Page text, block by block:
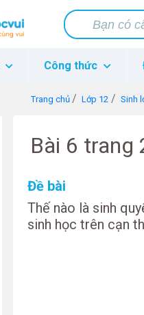
Công thức
Trang chủ Lớp 12 Sinh
Bài 6 trang
Đề bài
Thế nào là sinh
sinh học trên cạn